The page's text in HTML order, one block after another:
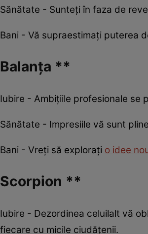
Sănătate - Sunteți în faza de
Bani - Vă supraestimați puterea
Balanța **
Iubire - Ambițiile profesionale se
Sănătate - Impresiile vă sunt
Bani - Vreți să explorați o idee
Scorpion **
Iubire - Dezordinea celuilalt vă
fiecare cu micile ciudățenii.